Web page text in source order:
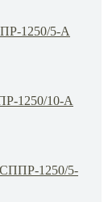
1250/5-А
1250/10-А
СППР-1250/5-